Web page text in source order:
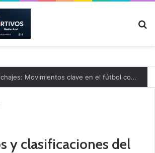
Mercado de Fichajes: Movimientos clave en el fútbol comarcal
y clasificaciones del